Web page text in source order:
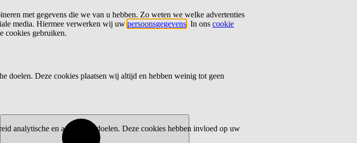
met gegevens die we van u hebben. Zo weten we welke advertenties
media. Hiermee verwerken wij uw persoonsgegevens . In ons cookie
cookies gebruiken.
doelen. Deze cookies plaatsen wij altijd en hebben weinig tot geen
analytische en advertentiedoelen. Deze cookies hebben invloed op uw